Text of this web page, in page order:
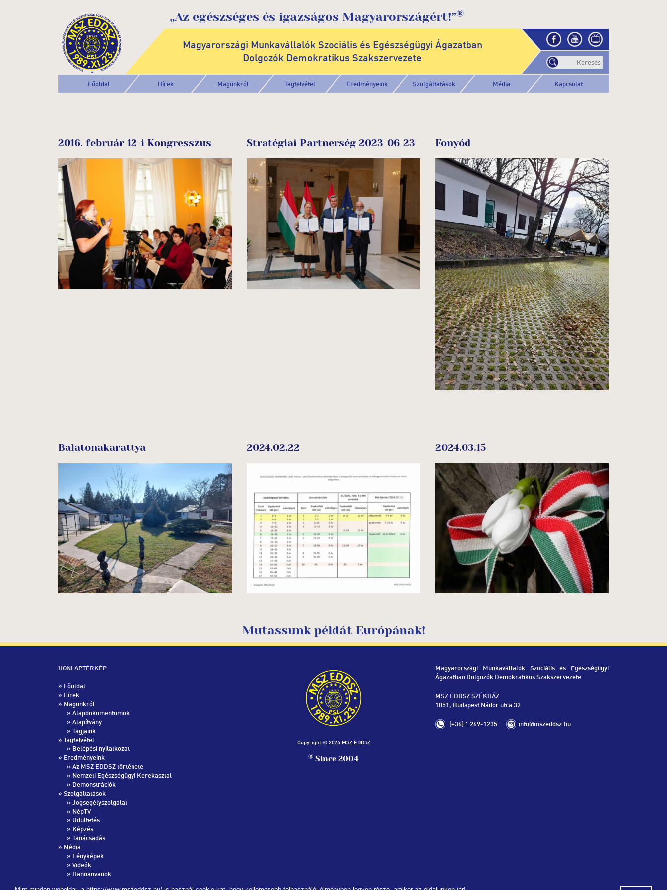
„Az egészséges és igazságos Magyarországért!”®
Magyarországi Munkavállalók Szociális és Egészségügyi Ágazatban
Dolgozók Demokratikus Szakszervezete
Főoldal Hírek Magunkról Tagfelvétel Eredményeink Szolgáltatások Média Kapcsolat
2016. február 12-i Kongresszus Stratégiai Partnerség 2023_06_23 Fonyód
Balatonakarattya 2024.02.22 2024.03.15
Mutassunk példát Európának!
HONLAPTÉRKÉP
» Főoldal
» Hírek
» Magunkról
» Alapdokumentumok
» Alapítvány
» Tagjaink
» Tagfelvétel
» Belépési nyilatkozat
» Eredményeink
» Az MSZ EDDSZ története
» Nemzeti Egészségügyi Kerekasztal
» Demonstrációk
» Szolgáltatások
» Jogsegélyszolgálat
» NépTV
» Üdültetés
» Képzés
» Tanácsadás
» Média
» Fényképek
» Videók
» Hanganyagok
Copyright © 2026 MSZ EDDSZ
® Since 2004
Magyarországi Munkavállalók Szociális és Egészségügyi
Ágazatban Dolgozók Demokratikus Szakszervezete
MSZ EDDSZ SZÉKHÁZ
1051, Budapest Nádor utca 32.
(+36) 1 269-1235 info@mszeddsz.hu